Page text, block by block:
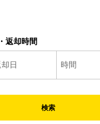
返却時間
検索